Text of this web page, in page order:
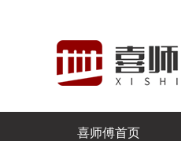
喜师傅首页